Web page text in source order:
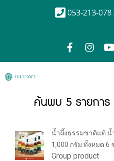
053-213-
ค้นพบ 5 รายการ
น้ำผึ้งธรรมชาติแท้ น้
1,000 กรัม ทั้งหมด 6
Group product